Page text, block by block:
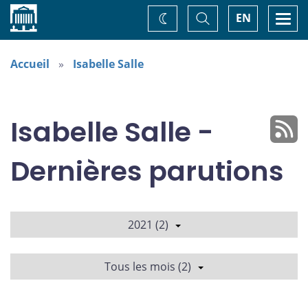
Accueil EN
Basculer
la
recherche
Changez
de
Accueil Isabelle Salle
Isabelle Salle -
Dernières parutions
2021 (2)
Tous les mois (2)